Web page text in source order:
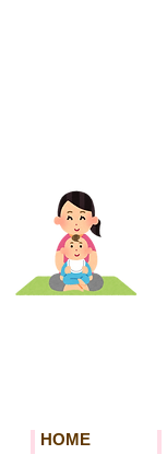
HOME